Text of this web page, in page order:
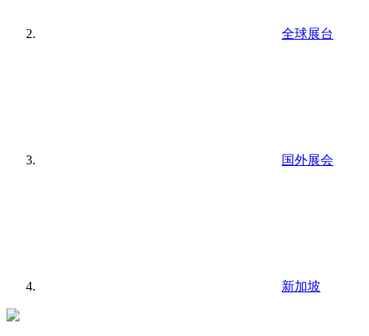
全球展台
国外展会
新加坡